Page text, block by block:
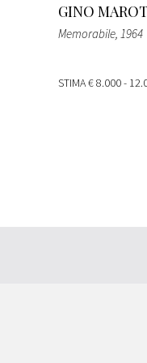
GINO
Memorabile, 1964
STIMA€ 8.000 -